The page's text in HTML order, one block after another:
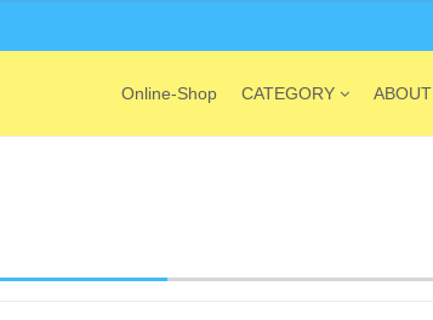
Online-Shop CATEGORY ABOUT